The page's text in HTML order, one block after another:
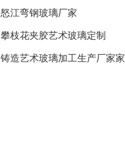
用范围
怒江弯钢玻璃厂家
攀枝花夹胶艺术玻璃定制
铸造艺术玻璃加工生产厂家家